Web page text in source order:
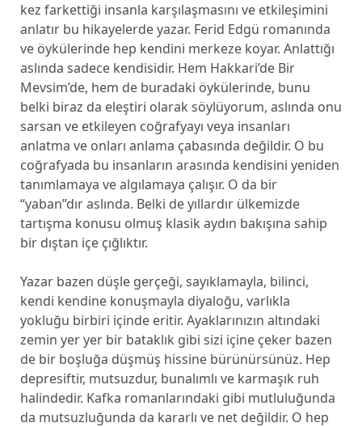
kez farkettiği insanla karşılaşmasını ve etkileşimini
anlatır bu hikayelerde yazar. Ferid Edgü romanında
ve öykülerinde hep kendini merkeze koyar. Anlattığı
aslında sadece kendisidir. Hem Hakkari’de Bir
Mevsim’de, hem de buradaki öykülerinde, bunu
belki biraz da eleştiri olarak söylüyorum, aslında onu
sarsan ve etkileyen coğrafyayı veya insanları
anlatma ve onları anlama çabasında değildir. O bu
coğrafyada bu insanların arasında kendisini yeniden
tanımlamaya ve algılamaya çalışır. O da bir
“yaban”dır aslında. Belki de yıllardır ülkemizde
tartışma konusu olmuş klasik aydın bakışına sahip
bir dıştan içe çığlıktır.
Yazar bazen düşle gerçeği, sayıklamayla, bilinci,
kendi kendine konuşmayla diyaloğu, varlıkla
yokluğu birbiri içinde eritir. Ayaklarınızın altındaki
zemin yer yer bir bataklık gibi sizi içine çeker bazen
de bir boşluğa düşmüş hissine bürünürsünüz. Hep
depresiftir, mutsuzdur, bunalımlı ve karmaşık ruh
halindedir. Kafka romanlarındaki gibi mutluluğunda
da mutsuzluğunda da kararlı ve net değildir. O hep